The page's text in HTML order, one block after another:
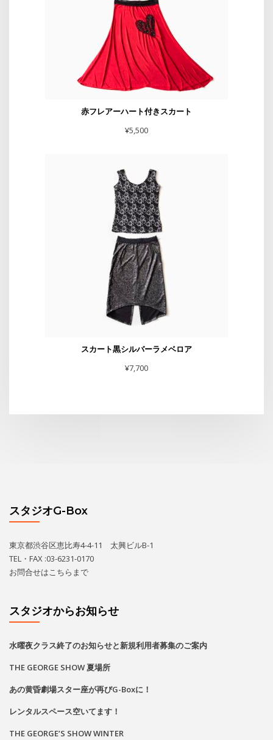
赤フレアーハート付きスカート
¥5,500
スカート黒シルバーラメベロア
¥7,700
スタジオG-Box
東京都渋谷区恵比寿4-4-11 太興ビルB-1
TEL・FAX :03-6231-0170
お問合せはこちら まで
スタジオからお知らせ
水曜夜クラス終了のお知らせと新規利用者募集のご案内
THE GEORGE SHOW 夏場所
あの黄昏劇場スター座が再びG-Boxに！
レンタルスペース空いてます！
THE GEORGE’S SHOW WINTER